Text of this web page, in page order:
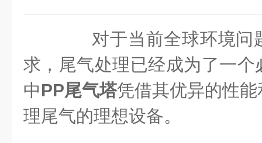
对于当前全球环境问
求，尾气处理已经成为了一
中PP尾气塔凭借其优异的性
理尾气的理想设备。